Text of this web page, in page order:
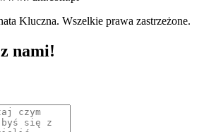
Kluczna. Wszelkie prawa zastrzeżone.
nami!